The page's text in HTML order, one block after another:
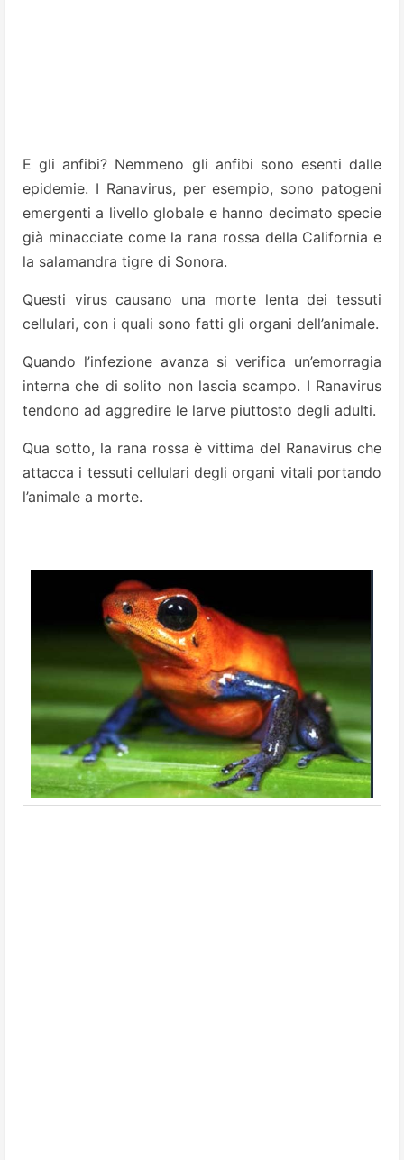
E gli anfibi? Nemmeno gli anfibi sono esenti dalle
epidemie. I Ranavirus, per esempio, sono patogeni
emergenti a livello globale e hanno decimato specie
già minacciate come la rana rossa della California e
la salamandra tigre di Sonora.
Questi virus causano una morte lenta dei tessuti
cellulari, con i quali sono fatti gli organi dell’animale.
Quando l’infezione avanza si verifica un’emorragia
interna che di solito non lascia scampo. I Ranavirus
tendono ad aggredire le larve piuttosto degli adulti.
Qua sotto, la rana rossa è vittima del Ranavirus che
attacca i tessuti cellulari degli organi vitali portando
l’animale a morte.